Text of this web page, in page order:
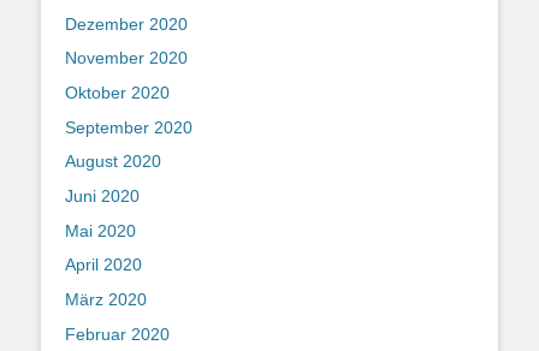
Dezember 2020
November 2020
Oktober 2020
September 2020
August 2020
Juni 2020
Mai 2020
April 2020
März 2020
Februar 2020